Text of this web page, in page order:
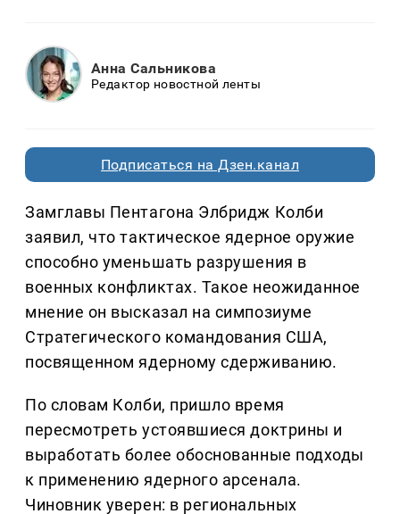
Анна Сальникова
Редактор новостной ленты
Подписаться на Дзен.канал
Замглавы Пентагона Элбридж Колби
заявил, что тактическое ядерное оружие
способно уменьшать разрушения в
военных конфликтах. Такое неожиданное
мнение он высказал на симпозиуме
Стратегического командования США,
посвященном ядерному сдерживанию.
По словам Колби, пришло время
пересмотреть устоявшиеся доктрины и
выработать более обоснованные подходы
к применению ядерного арсенала.
Чиновник уверен: в региональных